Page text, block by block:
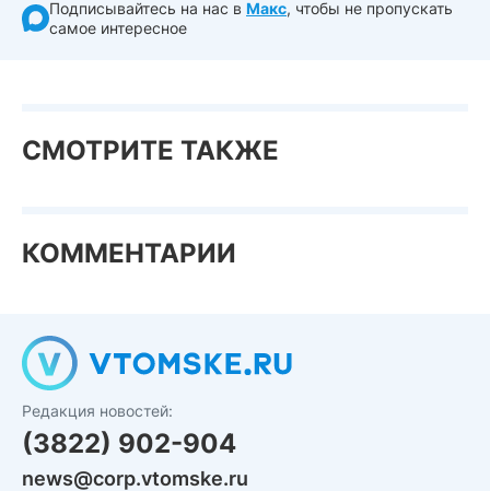
Подписывайтесь на нас в Макс, чтобы не пропускать
самое интересное
СМОТРИТЕ ТАКЖЕ
КОММЕНТАРИИ
Редакция новостей:
(3822) 902-904
news@corp.vtomske.ru